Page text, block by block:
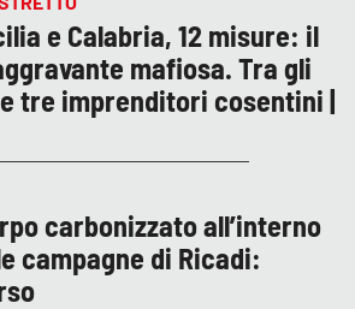
e Calabria, 12 misure: il
mafiosa. Tra gli
tre imprenditori cosentini |
carbonizzato all’interno
campagne di Ricadi: